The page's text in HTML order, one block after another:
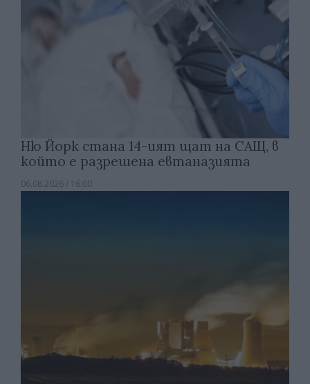
Ню Йорк стана 14-ият щат на САЩ, в
който е разрешена евтаназията
06.08.2026 / 16:00